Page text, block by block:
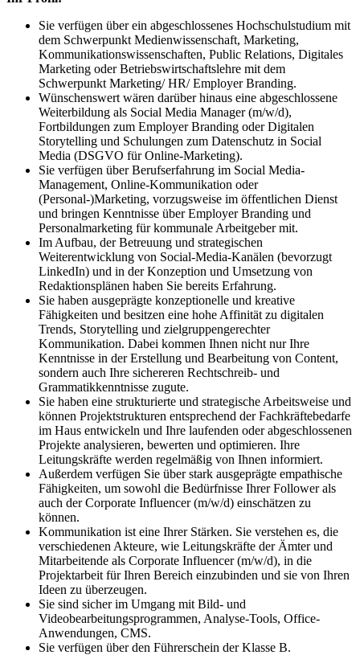
Sie verfügen über ein abgeschlossenes Hochschulstudium mit
dem Schwerpunkt Medienwissenschaft, Marketing,
Kommunikationswissenschaften, Public Relations, Digitales
Marketing oder Betriebswirtschaftslehre mit dem
Schwerpunkt Marketing/ HR/ Employer Branding.
Wünschenswert wären darüber hinaus eine abgeschlossene
Weiterbildung als Social Media Manager (m/w/d),
Fortbildungen zum Employer Branding oder Digitalen
Storytelling und Schulungen zum Datenschutz in Social
Media (DSGVO für Online-Marketing).
Sie verfügen über Berufserfahrung im Social Media-
Management, Online-Kommunikation oder
(Personal-)Marketing, vorzugsweise im öffentlichen Dienst
und bringen Kenntnisse über Employer Branding und
Personalmarketing für kommunale Arbeitgeber mit.
Im Aufbau, der Betreuung und strategischen
Weiterentwicklung von Social-Media-Kanälen (bevorzugt
LinkedIn) und in der Konzeption und Umsetzung von
Redaktionsplänen haben Sie bereits Erfahrung.
Sie haben ausgeprägte konzeptionelle und kreative
Fähigkeiten und besitzen eine hohe Affinität zu digitalen
Trends, Storytelling und zielgruppengerechter
Kommunikation. Dabei kommen Ihnen nicht nur Ihre
Kenntnisse in der Erstellung und Bearbeitung von Content,
sondern auch Ihre sichereren Rechtschreib- und
Grammatikkenntnisse zugute.
Sie haben eine strukturierte und strategische Arbeitsweise und
können Projektstrukturen entsprechend der Fachkräftebedarfe
im Haus entwickeln und Ihre laufenden oder abgeschlossenen
Projekte analysieren, bewerten und optimieren. Ihre
Leitungskräfte werden regelmäßig von Ihnen informiert.
Außerdem verfügen Sie über stark ausgeprägte empathische
Fähigkeiten, um sowohl die Bedürfnisse Ihrer Follower als
auch der Corporate Influencer (m/w/d) einschätzen zu
können.
Kommunikation ist eine Ihrer Stärken. Sie verstehen es, die
verschiedenen Akteure, wie Leitungskräfte der Ämter und
Mitarbeitende als Corporate Influencer (m/w/d), in die
Projektarbeit für Ihren Bereich einzubinden und sie von Ihren
Ideen zu überzeugen.
Sie sind sicher im Umgang mit Bild- und
Videobearbeitungsprogrammen, Analyse-Tools, Office-
Anwendungen, CMS.
Sie verfügen über den Führerschein der Klasse B.